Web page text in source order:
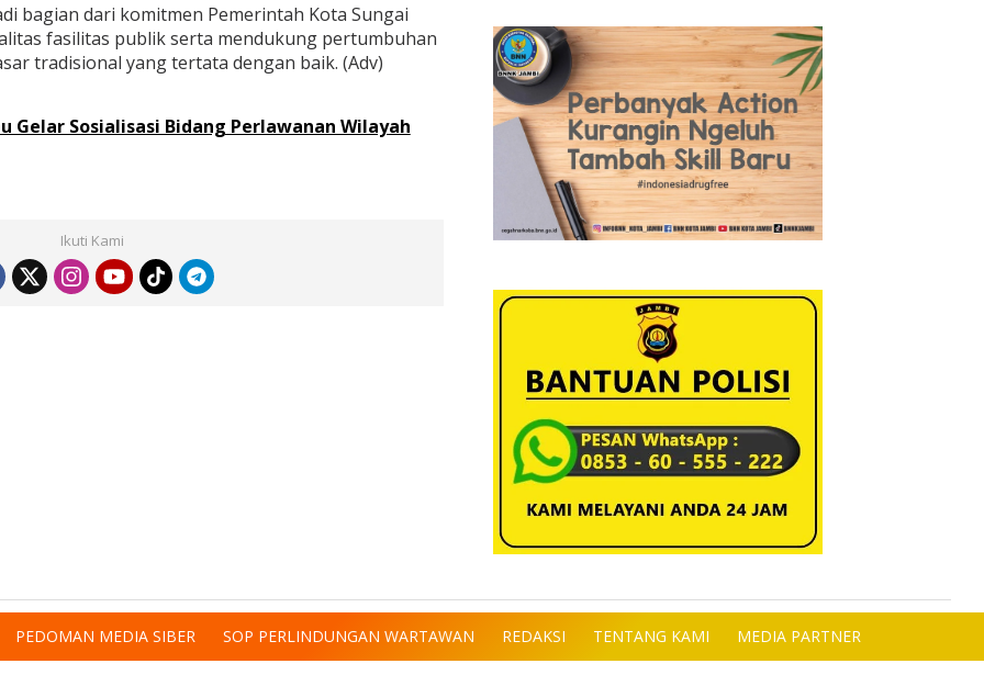
bagian dari komitmen Pemerintah Kota Sungai
fasilitas publik serta mendukung pertumbuhan
tradisional yang tertata dengan baik. (Adv)
Gelar Sosialisasi Bidang Perlawanan Wilayah
Ikuti Kami
PEDOMAN MEDIA SIBER SOP PERLINDUNGAN WARTAWAN REDAKSI TENTANG KAMI MEDIA PARTNER